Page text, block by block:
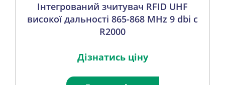
Інтегрований зчитувач RFID UHF
високої дальності 865-868 MHz 9 dbi c
R2000
Дізнатись ціну